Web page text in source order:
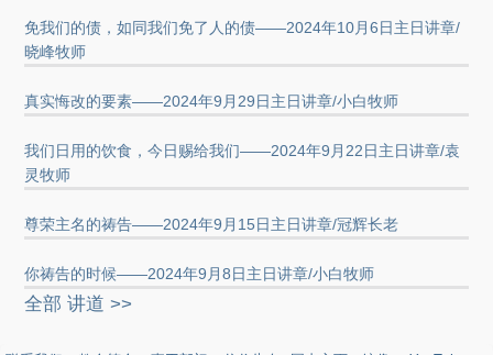
免我们的债，如同我们免了人的债——2024年10月6日主日讲章/
晓峰牧师
真实悔改的要素——2024年9月29日主日讲章/小白牧师
我们日用的饮食，今日赐给我们——2024年9月22日主日讲章/袁
灵牧师
尊荣主名的祷告——2024年9月15日主日讲章/冠辉长老
你祷告的时候——2024年9月8日主日讲章/小白牧师
全部 讲道 >>